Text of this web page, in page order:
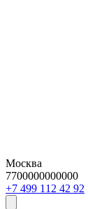
Москва
7700000000000
29 24 211 994 7+